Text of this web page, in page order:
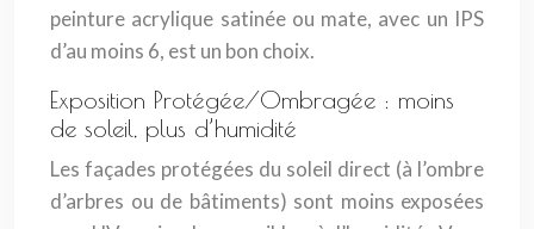
peinture acrylique satinée ou mate, avec un IPS
d’au moins 6, est un bon choix.
Exposition Protégée/Ombragée : moins
de soleil, plus d’humidité
Les façades protégées du soleil direct (à l’ombre
d’arbres ou de bâtiments) sont moins exposées